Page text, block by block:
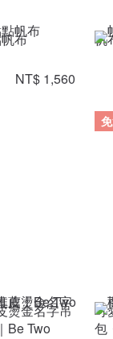
布
NT$ 1,560
帆
燙金名字吊
Be Two
可
包